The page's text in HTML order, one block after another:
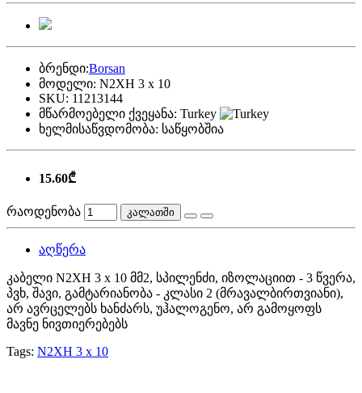
ბრენდი:Borsan
მოდელი: N2XH 3 x 10
SKU: 11213144
მწარმოებელი ქვეყანა: Turkey
ხელმისაწვდომობა: საწყობშია
15.60₾
რაოდენობა კალათში
აღწერა
კაბელი N2XH 3 x 10 მმ2, სპილენძი, იზოლაციით - 3 წვერა,
პვხ, შავი, გამტარიანობა - კლასი 2 (მრავალბირთვიანი),
არ ავრცელებს ხანძარს, უჰალოგენო, არ გამოყოფს
მავნე ნივთიერებებს
Tags: N2XH 3 x 10